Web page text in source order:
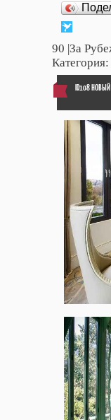
90 |За
Категория:
ID108 НОВЫЙ